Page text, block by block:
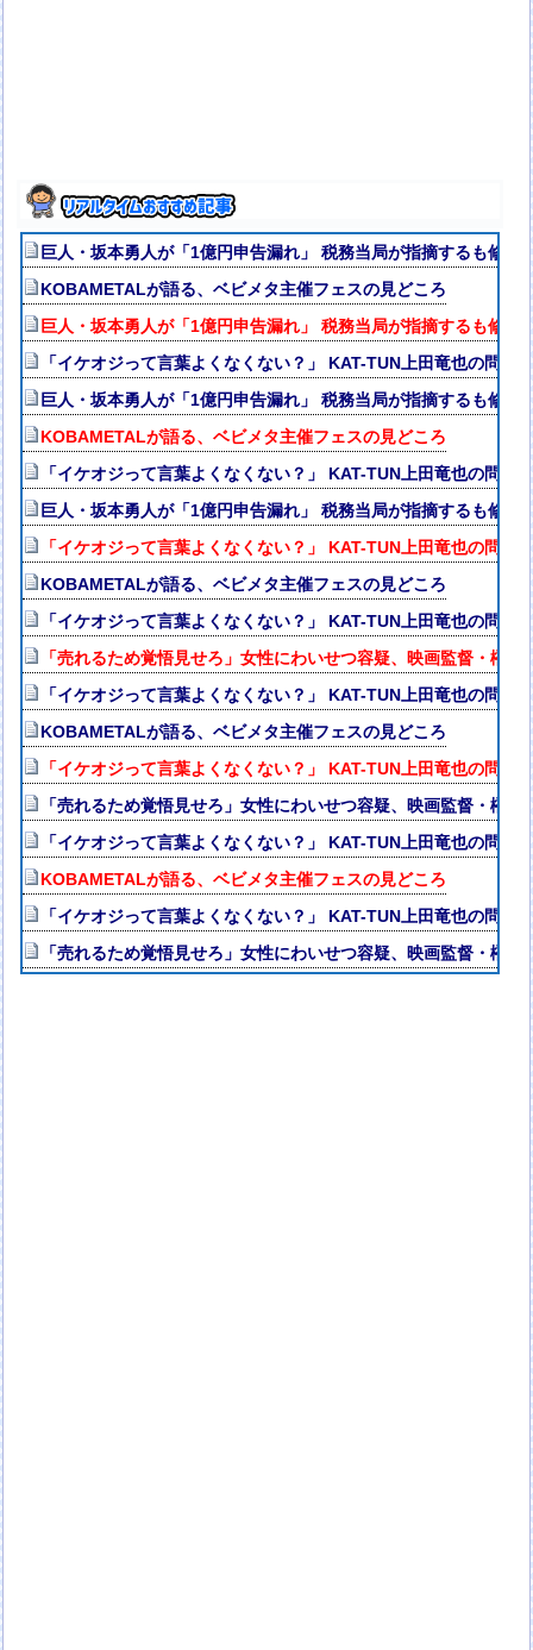
巨人・坂本勇人が「1億円申告漏れ」 税務当局が指摘するも修正
KOBAMETALが語る、ベビメタ主催フェスの見どころ
巨人・坂本勇人が「1億円申告漏れ」 税務当局が指摘するも修正
「イケオジって言葉よくなくない？」 KAT-TUN上田竜也の問
巨人・坂本勇人が「1億円申告漏れ」 税務当局が指摘するも修正
KOBAMETALが語る、ベビメタ主催フェスの見どころ
「イケオジって言葉よくなくない？」 KAT-TUN上田竜也の問
巨人・坂本勇人が「1億円申告漏れ」 税務当局が指摘するも修正
「イケオジって言葉よくなくない？」 KAT-TUN上田竜也の問
KOBAMETALが語る、ベビメタ主催フェスの見どころ
「イケオジって言葉よくなくない？」 KAT-TUN上田竜也の問
「売れるため覚悟見せろ」女性にわいせつ容疑、映画監督・榊英
「イケオジって言葉よくなくない？」 KAT-TUN上田竜也の問
KOBAMETALが語る、ベビメタ主催フェスの見どころ
「イケオジって言葉よくなくない？」 KAT-TUN上田竜也の問
「売れるため覚悟見せろ」女性にわいせつ容疑、映画監督・榊英
「イケオジって言葉よくなくない？」 KAT-TUN上田竜也の問
KOBAMETALが語る、ベビメタ主催フェスの見どころ
「イケオジって言葉よくなくない？」 KAT-TUN上田竜也の問
「売れるため覚悟見せろ」女性にわいせつ容疑、映画監督・榊英